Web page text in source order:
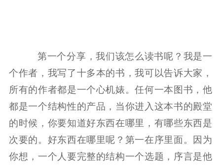
第一个分享，我们该怎么读书呢？我是一
个作者，我写了十多本的书，我可以告诉大家，
所有的作者都是一个心机婊。任何一本图书，他
都是一个结构性的产品，当你进入这本书的殿堂
的时候，你要知道好东西在哪里，有哪些东西是
次要的。好东西在哪里呢？第一在序里面。因为
你想，一个人要完整的结构一个选题，序言是他